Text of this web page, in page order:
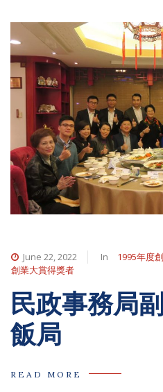
June 22, 2022 In 1995年度
創業大賞得獎者
民政事務局
飯局
READ MORE